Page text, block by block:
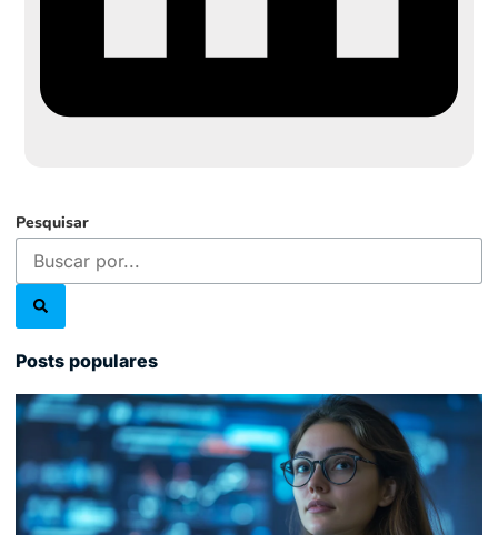
Pesquisar
Posts populares